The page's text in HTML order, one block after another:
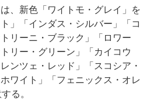
、新色「ワイトモ・グレイ」を
」「インダス・シルバー」「コ
リーニ・ブラック」「ロワー
リー・グリーン」「カイコウ
ンツェ・レッド」「スコシア・
ワイト」「フェニックス・オレ
る。